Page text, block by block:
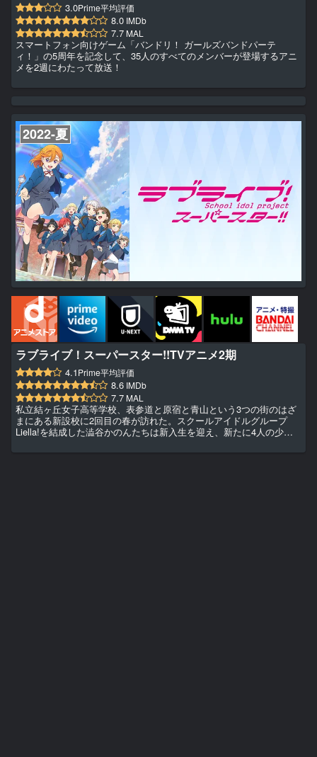
3.0Prime平均評価
8.0 IMDb
7.7 MAL
スマートフォン向けゲーム「バンドリ！ ガールズバンドパーテ
ィ！」の5周年を記念して、35人のすべてのメンバーが登場するアニ
メを2週にわたって放送！
2022-夏
ラブライブ！スーパースター!!TVアニメ2期
4.1Prime平均評価
8.6 IMDb
7.7 MAL
私立結ヶ丘女子高等学校、表参道と原宿と青山という3つの街のはざ
まにある新設校に2回目の春が訪れた。スクールアイドルグループ
Liella!を結成した澁谷かのんたちは新入生を迎え、新たに4人の少女
頑張りたいって――。新たなメンバーを迎え一番星を目指すかのんた